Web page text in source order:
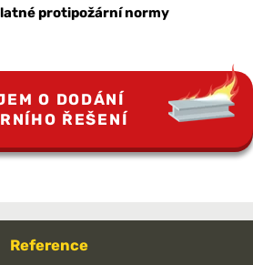
protipožární normy
O DODÁNÍ
ŘEŠENÍ
Reference